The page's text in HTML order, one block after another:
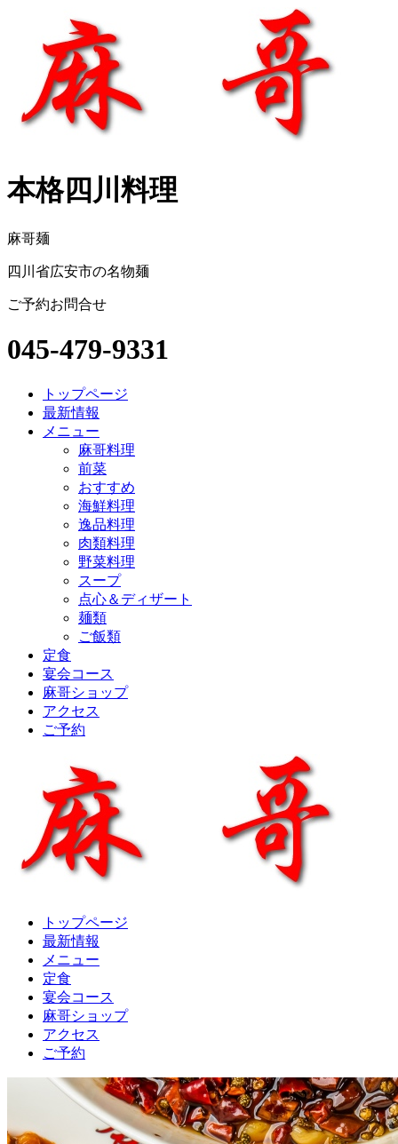
本格四川料理
麻哥麺
四川省広安市の名物麺
ご予約お問合せ
045-479-9331
トップページ
最新情報
メニュー
麻哥料理
前菜
おすすめ
海鮮料理
逸品料理
肉類料理
野菜料理
スープ
点心＆ディザート
麺類
ご飯類
定食
宴会コース
麻哥ショップ
アクセス
ご予約
トップページ
最新情報
メニュー
定食
宴会コース
麻哥ショップ
アクセス
ご予約